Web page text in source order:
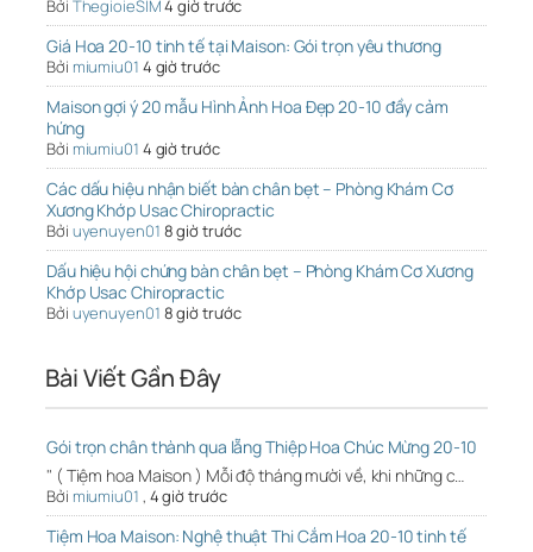
Bởi ThegioieSIM4 giờ trước
Giá Hoa 20-10 tinh tế tại Maison: Gói trọn yêu thương
Bởi miumiu01 4 giờ trước
Maison gợi ý 20 mẫu Hình Ảnh Hoa Đẹp 20-10 đầy cảm
hứng
Bởi miumiu01 4 giờ trước
Các dấu hiệu nhận biết bàn chân bẹt – Phòng Khám Cơ
Xương Khớp Usac Chiropractic
Bởi uyenuyen01 8 giờ trước
Dấu hiệu hội chứng bàn chân bẹt – Phòng Khám Cơ Xương
Khớp Usac Chiropractic
Bởi uyenuyen01 8 giờ trước
Bài Viết Gần Đây
Gói trọn chân thành qua lẵng Thiệp Hoa Chúc Mừng 20-10
" ( Tiệm hoa Maison ) Mỗi độ tháng mười về, khi những c…
Bởi miumiu01 , 4 giờ trước
Tiệm Hoa Maison: Nghệ thuật Thi Cắm Hoa 20-10 tinh tế